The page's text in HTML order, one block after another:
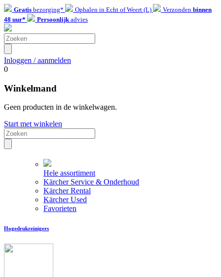
Gratis bezorging* Ophalen in Echt of Weert (L) Verzonden binnen
48 uur*
Persoonlijkadvies
Inloggen / aanmelden
0
Winkelmand
Geen producten in de winkelwagen.
Start met winkelen
Hele assortiment
Kärcher Service & Onderhoud
Kärcher Rental
Kärcher Used
Favorieten
Hogedrukreinigers